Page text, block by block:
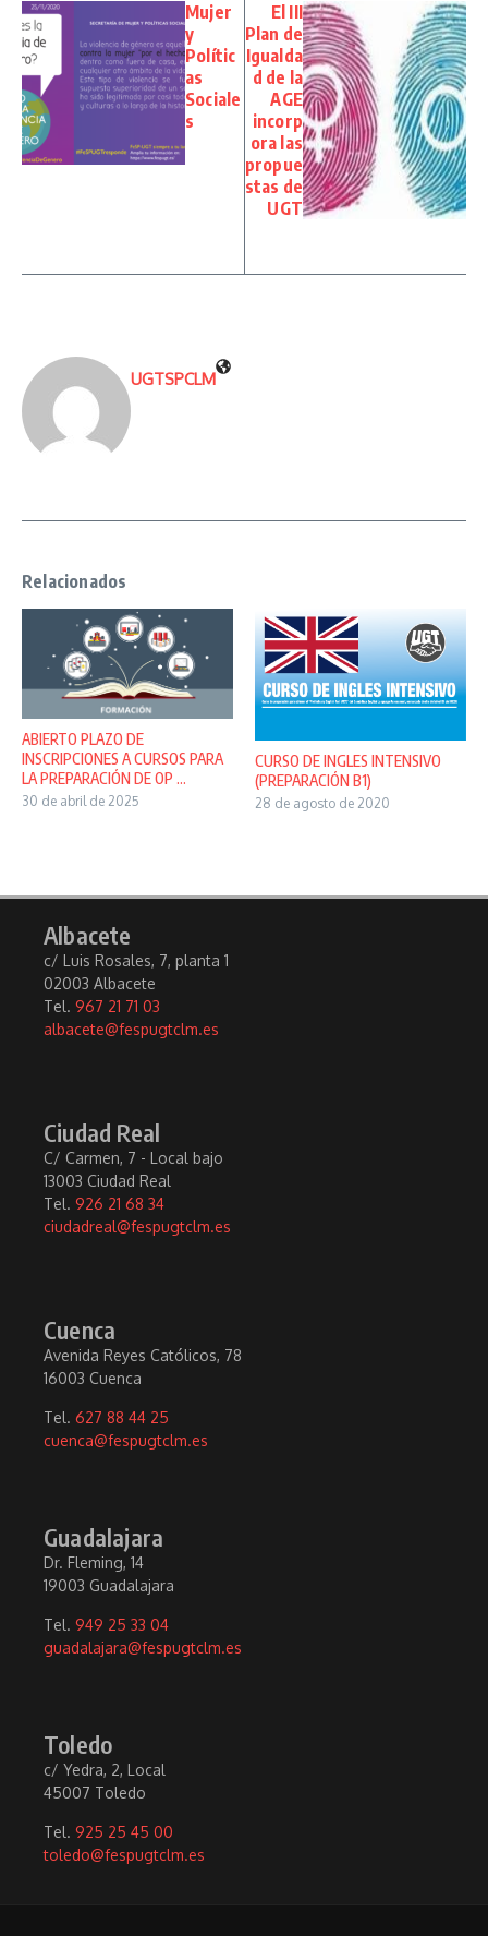
Mujer
y
Polític
as
Sociale
s
El III
Plan de
Igualda
d de la
AGE
incorp
ora las
propue
stas de
UGT
UGTSPCLM
Relacionados
ABIERTO PLAZO DE
INSCRIPCIONES A CURSOS PARA
LA PREPARACIÓN DE OP ...
30 de abril de 2025
CURSO DE INGLES INTENSIVO
(PREPARACIÓN B1)
28 de agosto de 2020
Albacete
c/ Luis Rosales, 7, planta 1
02003 Albacete
Tel. 967 21 71 03
albacete@fespugtclm.es
Ciudad Real
C/ Carmen, 7 - Local bajo
13003 Ciudad Real
Tel. 926 21 68 34
ciudadreal@fespugtclm.es
Cuenca
Avenida Reyes Católicos, 78
16003 Cuenca
Tel. 627 88 44 25
cuenca@fespugtclm.es
Guadalajara
Dr. Fleming, 14
19003 Guadalajara
Tel. 949 25 33 04
guadalajara@fespugtclm.es
Toledo
c/ Yedra, 2, Local
45007 Toledo
Tel. 925 25 45 00
toledo@fespugtclm.es